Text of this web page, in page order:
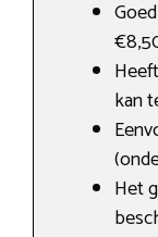
kan
Het